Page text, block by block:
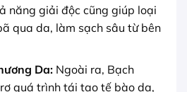
năng giải độc cũng giúp loại
qua da, làm sạch sâu từ bên
Da:Ngoài ra, Bạch
quá trình tái tạo tế bào da,